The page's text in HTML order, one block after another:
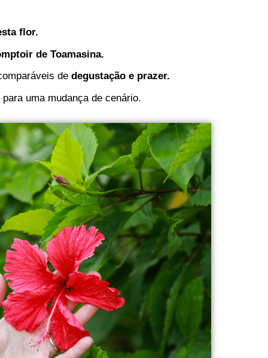
flor.
de Toamasina.
​​de degustação e prazer.
uma mudança de cenário.